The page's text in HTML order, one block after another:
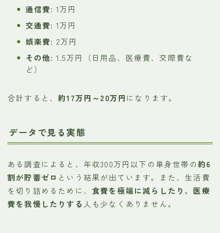
通信費: 1万円
交通費: 1万円
娯楽費: 2万円
その他: 1.5万円（日用品、医療費、交際費な
ど）
合計すると、約17万円～20万円 になります。
データで見る実態
ある調査によると、年収300万円以下の単身世帯の約6
割が貯蓄ゼロ という結果が出ています。また、生活費
を切り詰めるために、 食費を極端に減らしたり、医療
費を我慢したりする 人も少なくありません。